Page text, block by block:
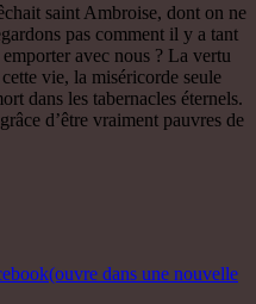
saint Ambroise, dont on ne
pas comment il y a tant
avec nous ? La vertu
vie, la miséricorde seule
dans les tabernacles éternels.
d’être vraiment pauvres de
dans une nouvelle